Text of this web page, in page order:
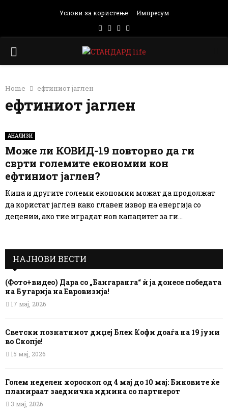
Услови за користење Импресум
Facebook
Instagram
Email
PRIMARY
Home ефтиниот јаглен
ефтиниот јаглен
АНАЛИЗИ
Може ли КОВИД-19 повторно да ги
сврти големите економии кон
ефтиниот јаглен?
Кина и другите големи економии можат да продолжат
да користат јаглен како главен извор на енергија со
децении, ако тие иградат нов капацитет за ги...
НАЈНОВИ ВЕСТИ
(Фото+видео) Дара со „Бангаранга“ ѝ ја донесе победата
на Бугарија на Евровизија!
17 мај, 2026
Светски познатниот диџеј Блек Кофи доаѓа на 19 јуни
во Скопје!
15 мај, 2026
Голем неделен хороскоп од 4 мај до 10 мај: Биковите ќе
планираат заедничка иднина со партнерот
3 мај, 2026